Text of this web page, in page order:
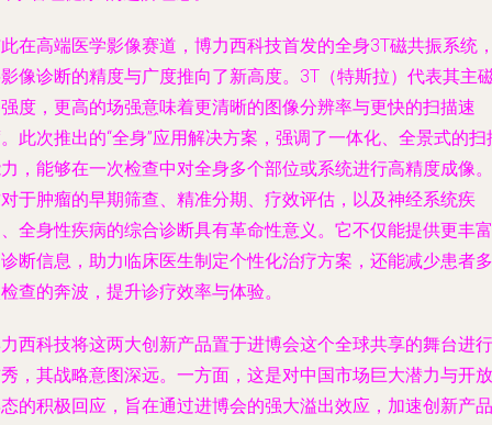
在高端医学影像赛道，博力西科技首发的全身3T磁共振系统
像诊断的精度与广度推向了新高度。3T（特斯拉）代表其主
度，更高的场强意味着更清晰的图像分辨率与更快的扫描速
此次推出的“全身”应用解决方案，强调了一体化、全景式的扫
，能够在一次检查中对全身多个部位或系统进行高精度成像。
于肿瘤的早期筛查、精准分期、疗效评估，以及神经系统疾
全身性疾病的综合诊断具有革命性意义。它不仅能提供更丰富
断信息，助力临床医生制定个性化治疗方案，还能减少患者多
查的奔波，提升诊疗效率与体验。
西科技将这两大创新产品置于进博会这个全球共享的舞台进行
，其战略意图深远。一方面，这是对中国市场巨大潜力与开放
的积极回应，旨在通过进博会的强大溢出效应，加速创新产品